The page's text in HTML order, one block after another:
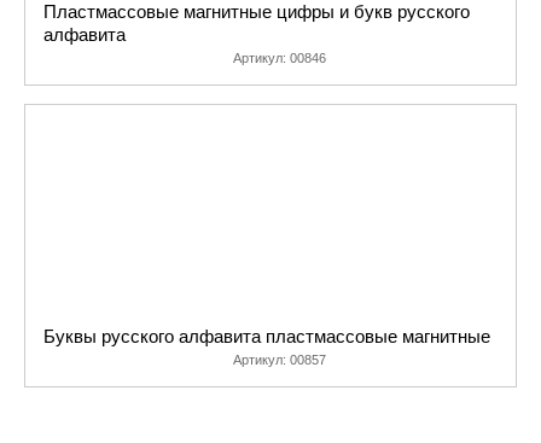
Пластмассовые магнитные цифры и букв русского
алфавита
Артикул: 00846
Буквы русского алфавита пластмассовые магнитные
Артикул: 00857